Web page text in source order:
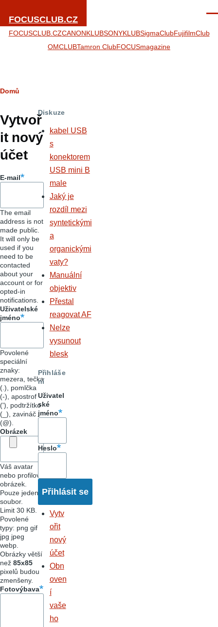
FOCUSCLUB.CZ
FOCUSCLUB.CZCANONKLUBSONYKLUBSigmaClubFujifilmClub
OMCLUBTamron ClubFOCUSmagazine
Hlavní
záložky
Drobečková
navigace
Domů
Vytvoř
it nový
účet
E-mail
The email
address is not
made public.
It will only be
used if you
need to be
contacted
about your
account or for
opted-in
notifications.
Uživatelské
jméno
Povolené
speciální
znaky:
mezera, tečka
(.), pomlčka
(-), apostrof
('), podtržítko
(_), zavináč
(@).
Obrázek
Váš avatar
nebo profilový
obrázek.
Pouze jeden
soubor.
Limit 30 KB.
Povolené
typy: png gif
jpg jpeg
webp.
Obrázky větší
než 85x85
pixelů budou
zmenšeny.
Fotovýbava
Diskuze
kabel USB
s
konektorem
USB mini B
male
Jaký je
rozdíl mezi
syntetickými
a
organickými
vaty?
Manuální
objektiv
Přestal
reagovat AF
Nelze
vysunout
blesk
Přihláše
ní
Uživatel
ské
jméno
Heslo
Vytv
ořit
nový
účet
Obn
oven
í
vaše
ho